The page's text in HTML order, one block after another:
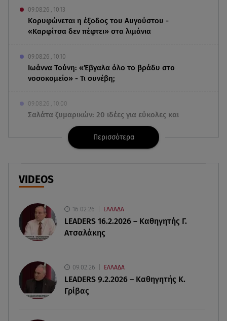
09.08.26 , 10:13
Κορυφώνεται η έξοδος του Αυγούστου -
«Καρφίτσα δεν πέφτει» στα λιμάνια
09.08.26 , 10:10
Ιωάννα Τούνη: «Έβγαλα όλο το βράδυ στο
νοσοκομείο» - Τι συνέβη;
09.08.26 , 10:00
Σαλάτα ζυμαρικών: 20 ιδέες για εύκολες και
νόστιμες καλοκαιρινές συνταγές
Καιρός: Red Code σε Αττική και άλλες 5 περιοχές
09.08.26 , 09:15
Rekord C
09.08.26 , 09:03
09.08.26 , 08:44
Σοβαρό τροχαίο στο Λαγονήσι: Τραυματίες δύο
Περισσότερα
VIDEOS
16.02.26 ΕΛΛΑΔΑ
LEADERS 16.2.2026 – Καθηγητής Γ.
Ατσαλάκης
09.02.26 ΕΛΛΑΔΑ
LEADERS 9.2.2026 – Καθηγητής Κ.
Γρίβας